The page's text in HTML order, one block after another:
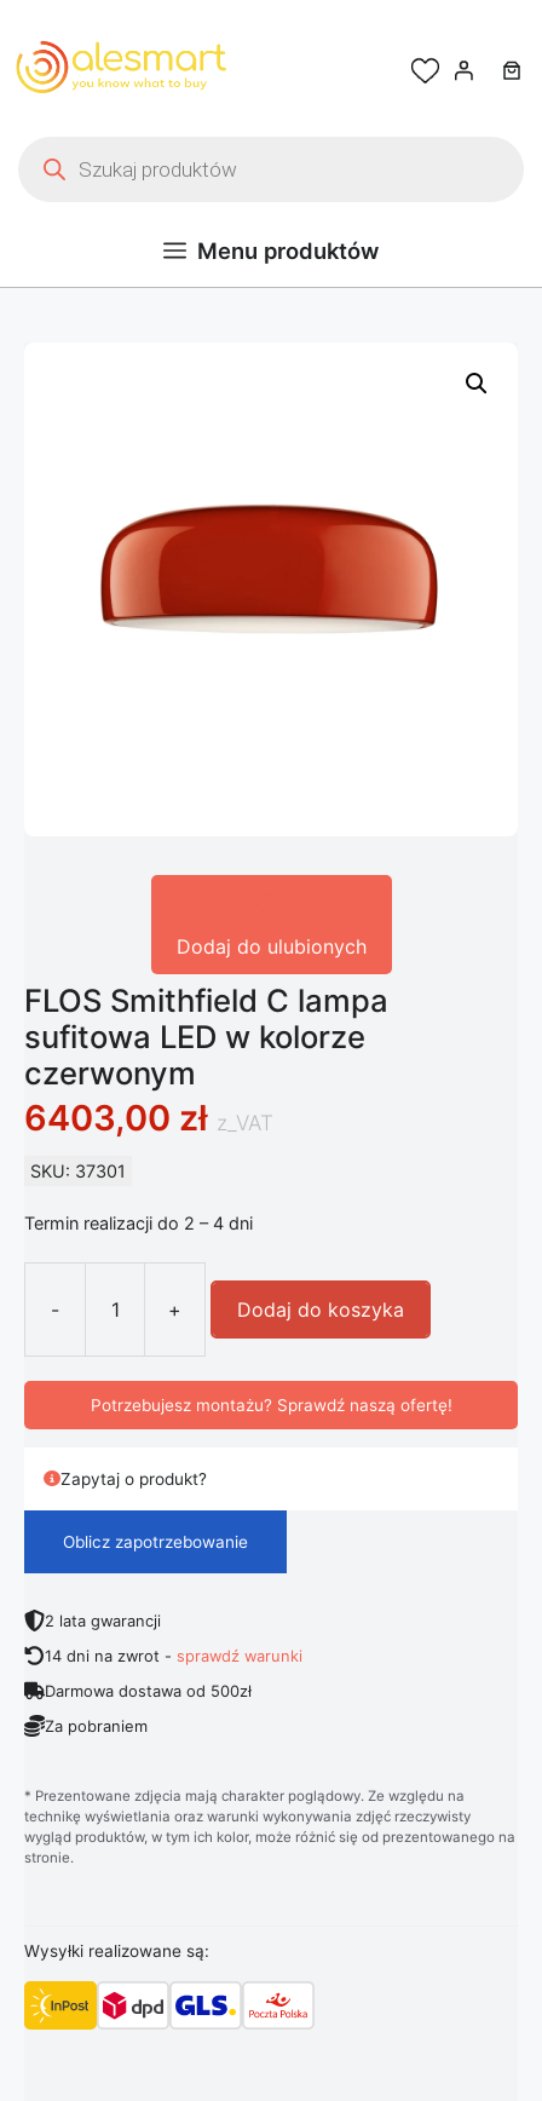
Menu produktów
Dodaj do ulubionych
FLOS Smithfield C lampa
sufitowa LED w kolorze
czerwonym
6403,00 zł z_VAT
SKU: 37301
Termin realizacji do 2 – 4 dni
-
ilość FLOS Smithfield C lampa
+ Dodaj do koszyka
Potrzebujesz montażu? Sprawdź naszą ofertę!
Zapytaj o produkt?
Oblicz zapotrzebowanie
2 lata gwarancji
14 dni na zwrot -sprawdź warunki
Darmowa dostawa od 500zł
Za pobraniem
* Prezentowane zdjęcia mają charakter poglądowy. Ze względu na
technikę wyświetlania oraz warunki wykonywania zdjęć rzeczywisty
wygląd produktów, w tym ich kolor, może różnić się od prezentowanego na
stronie.
Wysyłki realizowane są: